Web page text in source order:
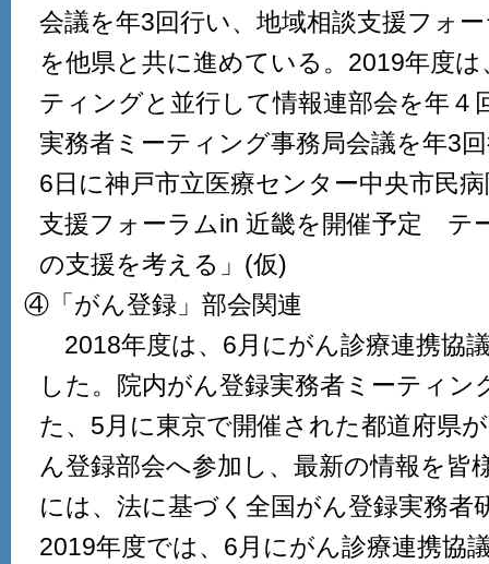
会議を年3回行い、地域相談支援フォ
を他県と共に進めている。2019年度
ティングと並行して情報連部会を年４
実務者ミーティング事務局会議を年3
6日に神戸市立医療センター中央市民
支援フォーラムin 近畿を開催予定 テ
の支援を考える」(仮)
④「がん登録」部会関連
2018年度は、6月にがん診療連携協
した。院内がん登録実務者ミーティン
た、5月に東京で開催された都道府県
ん登録部会へ参加し、最新の情報を皆
には、法に基づく全国がん登録実務者
2019年度では、6月にがん診療連携協